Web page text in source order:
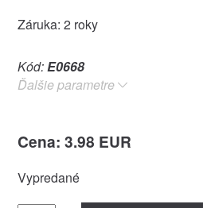
Záruka: 2 roky
Kód:E0668
Ďalšie parametre
Cena: 3.98 EUR
Vypredané